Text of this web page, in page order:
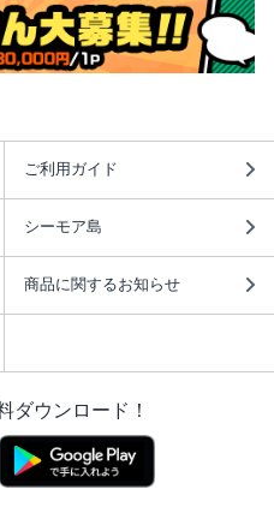
ご利用ガイド
シーモア島
商品に関するお知らせ
ダウンロード！